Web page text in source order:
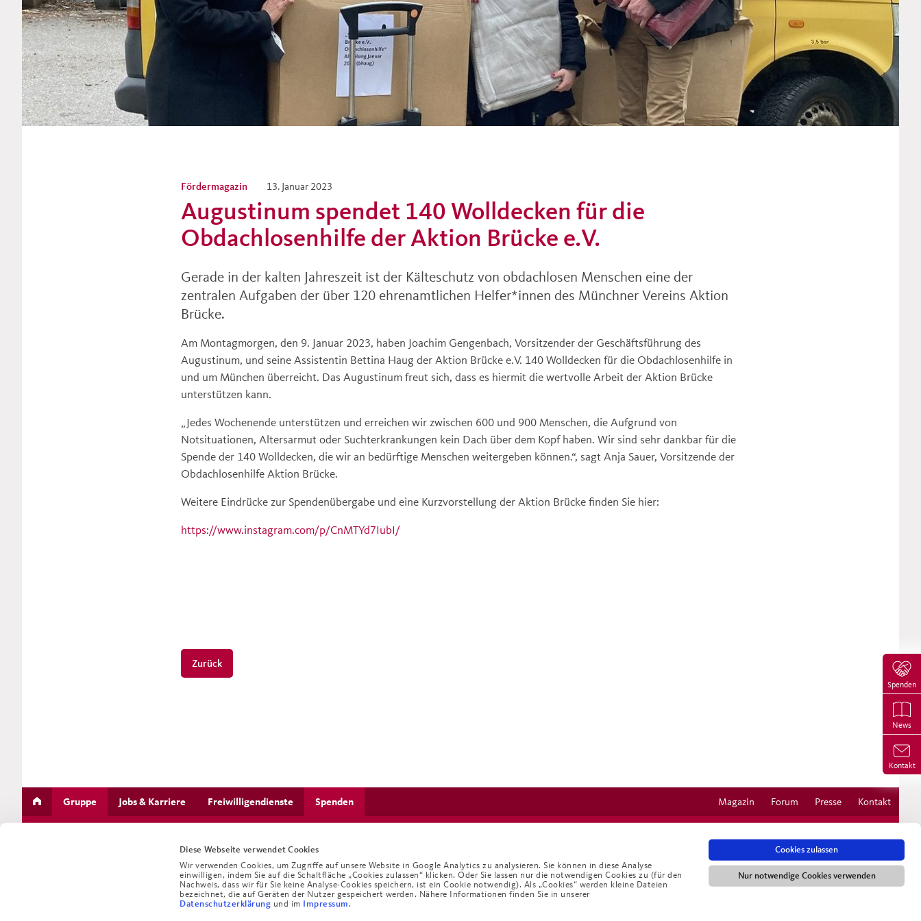
Diese Webseite verwendet Cookies
Wir verwenden Cookies, um Zugriffe auf unsere Website in Google Analytics zu analysieren. Sie können in diese Analyse
einwilligen, indem Sie auf die Schaltfläche „Cookies zulassen“ klicken. Oder Sie lassen nur die notwendigen Cookies zu (für den
Nachweis, dass wir für Sie keine Analyse-Cookies speichern, ist ein Cookie notwendig). Als „Cookies“ werden kleine Dateien
bezeichnet, die auf Geräten der Nutzer gespeichert werden. Nähere Informationen finden Sie in unserer
Datenschutzerklärung und im Impressum.
Cookies zulassen
Nur notwendige Cookies verwenden
Spenden
News
Kontakt
Augustinum spendet 140 Wolldecken für die
Obdachlosenhilfe der Aktion Brücke e.V.
13. Januar 2023
Fördermagazin
Gerade in der kalten Jahreszeit ist der Kälteschutz von obdachlosen Menschen eine der
zentralen Aufgaben der über 120 ehrenamtlichen Helfer*innen des Münchner Vereins Aktion
Brücke.
Am Montagmorgen, den 9. Januar 2023, haben Joachim Gengenbach, Vorsitzender der Geschäftsführung des
Augustinum, und seine Assistentin Bettina Haug der Aktion Brücke e.V. 140 Wolldecken für die Obdachlosenhilfe in
und um München überreicht. Das Augustinum freut sich, dass es hiermit die wertvolle Arbeit der Aktion Brücke
unterstützen kann.
„Jedes Wochenende unterstützen und erreichen wir zwischen 600 und 900 Menschen, die Aufgrund von
Notsituationen, Altersarmut oder Suchterkrankungen kein Dach über dem Kopf haben. Wir sind sehr dankbar für die
Spende der 140 Wolldecken, die wir an bedürftige Menschen weitergeben können.“, sagt Anja Sauer, Vorsitzende der
Obdachlosenhilfe Aktion Brücke.
Weitere Eindrücke zur Spendenübergabe und eine Kurzvorstellung der Aktion Brücke finden Sie hier:
https://www.instagram.com/p/CnMTYd7IubI/
Zurück
Gruppe Jobs & Karriere Freiwilligendienste Spenden Magazin Forum Presse Kontakt